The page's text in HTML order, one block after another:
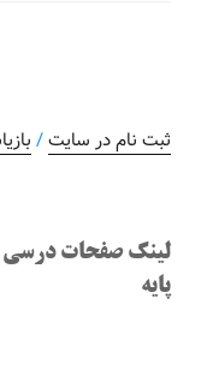
ثبت نام در سایت/
لینک صفحات درسی
پایه